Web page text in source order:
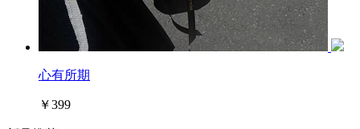
心有所期
￥399